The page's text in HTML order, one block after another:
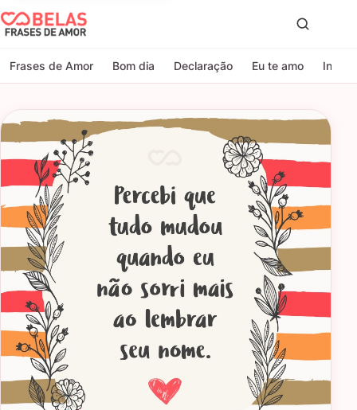
Belas Frases de Amor
Frases de Amor Bom dia Declaração Eu te amo